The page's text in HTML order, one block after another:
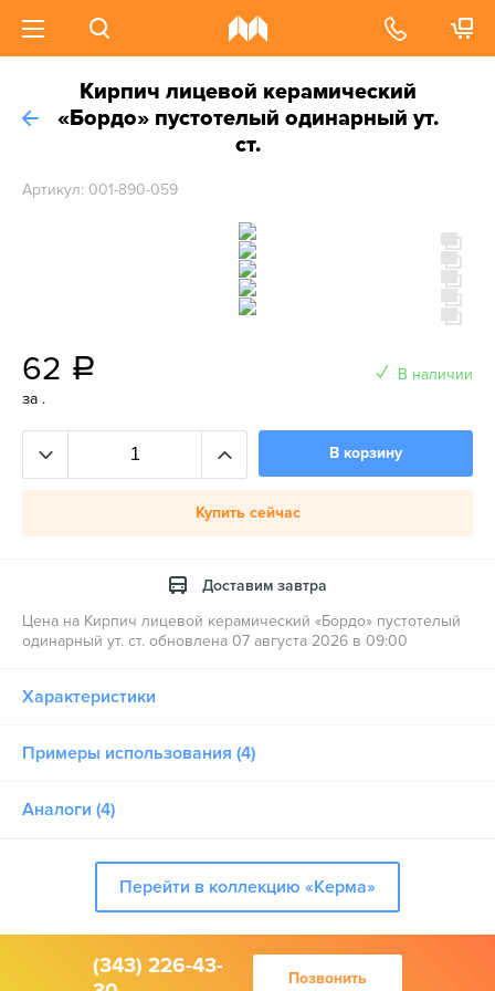
Кирпич лицевой керамический
«Бордо» пустотелый одинарный ут.
ст.
Артикул: 001-890-059
62 a
за .
В наличии
В корзину
Купить сейчас
Доставим завтра
Цена на Кирпич лицевой керамический «Бордо» пустотелый
одинарный ут. ст. обновлена 07 августа 2026 в 09:00
Характеристики
Примеры использования (4)
Аналоги (4)
Перейти в коллекцию «Керма»
(343) 226-43-
Позвонить